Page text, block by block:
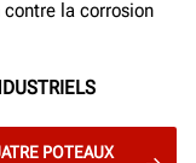
la corrosion
POTEAUX